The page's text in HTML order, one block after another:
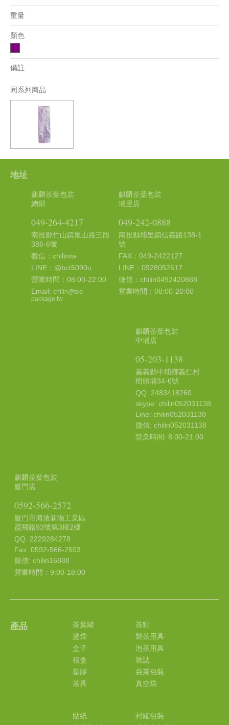
重量
顏色
備註
同系列商品
地址
麒麟茶葉包裝
總部
049-264-4217
南投縣竹山鎮集山路三段
386-6號
微信：chilintw
LINE：@bct5090o
營業時間：08:00-22:00
Email: chilin@tea-
package.tw
麒麟茶葉包裝
埔里店
049-242-0888
南投縣埔里鎮信義路138-1
號
FAX：049-2422127
LINE：0928052617
微信：chilin0492420888
營業時間：08:00-20:00
麒麟茶葉包裝
中埔店
05-203-1138
嘉義縣中埔鄉義仁村
樹頭埔34-6號
QQ: 2483418260
skype: chilin052031138
Line: chilin052031138
微信: chilin052031138
營業時間: 8:00-21:00
麒麟茶葉包裝
廈門店
0592-566-2572
廈門市海滄新陽工業區
霞飛路93號第3棟2樓
QQ: 2229284278
Fax: 0592-566-2503
微信: chilin16888
營業時間：9:00-18:00
產品
茶葉罐
提袋
盒子
禮盒
塑膠
茶具
茶點
製茶用具
泡茶用具
雜誌
袋茶包裝
真空袋
貼紙
封罐包裝